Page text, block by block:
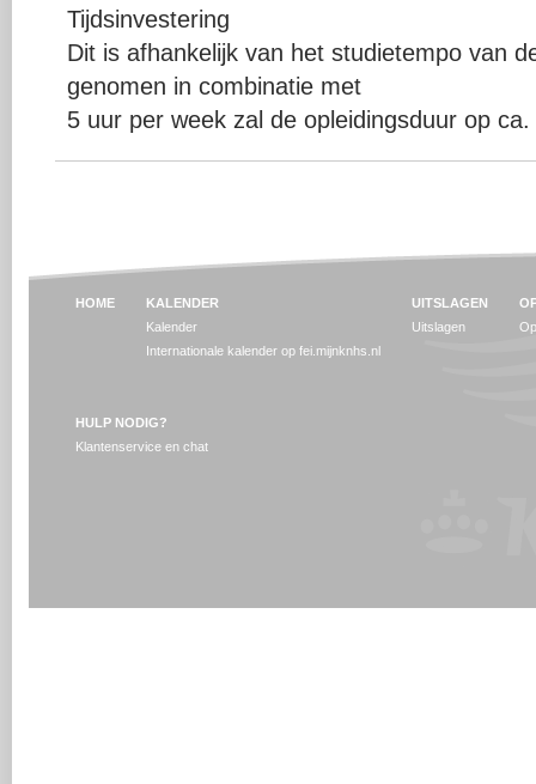
Tijdsinvestering
Dit is afhankelijk van het studietempo van
genomen in combinatie met
5 uur per week zal de opleidingsduur op
HOME
KALENDER
Kalender
Internationale kalender op fei.mijnknhs.nl
UITSLAGEN
Uitslagen
HULP NODIG?
Klantenservice en chat